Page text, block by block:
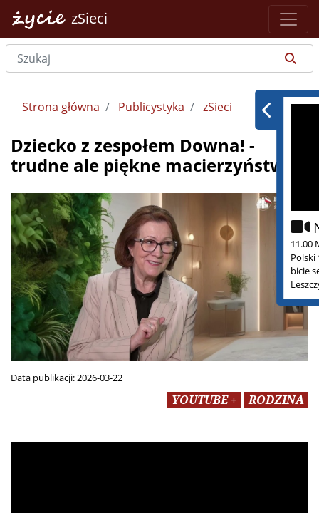
zSieci
11.00
Polski
bicie
Strona główna Publicystyka zSieci
Dziecko z zespołem Downa! -
trudne ale piękne macierzyństwo -
Data publikacji: 2026-03-22
YOUTUBE + RODZINA